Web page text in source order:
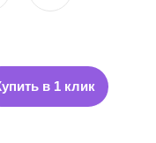
в 1 клик